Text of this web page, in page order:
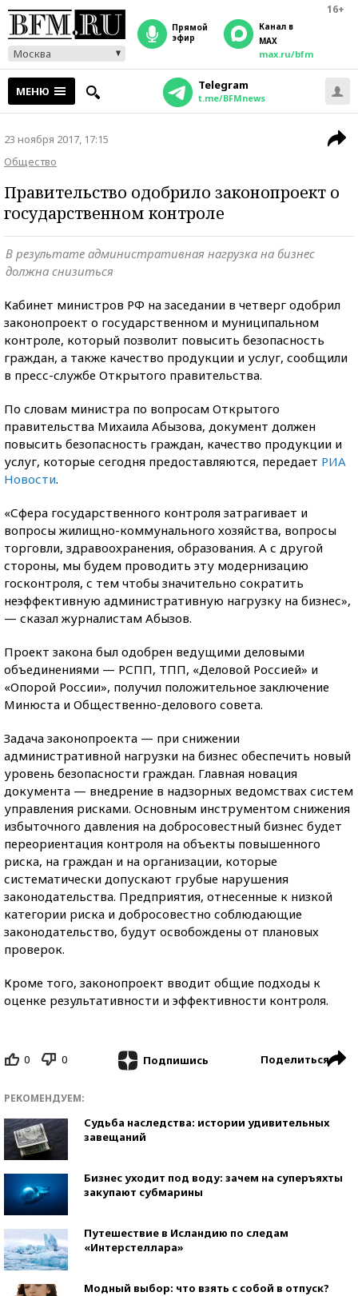
16+
Москва
прямой
эфир
Канал в
MAX
max.ru/bfm
МЕНЮ Telegram
t.me/BFMnews
23 ноября 2017, 17:15
Общество
Правительство одобрило законопроект о
государственном контроле
В результате административная нагрузка на бизнес
должна снизиться
Кабинет министров РФ на заседании в четверг одобрил
законопроект о государственном и муниципальном
контроле, который позволит повысить безопасность
граждан, а также качество продукции и услуг, сообщили
в пресс-службе Открытого правительства.
По словам министра по вопросам Открытого
правительства Михаила Абызова, документ должен
повысить безопасность граждан, качество продукции и
услуг, которые сегодня предоставляются, передает РИА
Новости.
«Сфера государственного контроля затрагивает и
вопросы жилищно-коммунального хозяйства, вопросы
торговли, здравоохранения, образования. А с другой
стороны, мы будем проводить эту модернизацию
госконтроля, с тем чтобы значительно сократить
неэффективную административную нагрузку на бизнес»,
— сказал журналистам Абызов.
Проект закона был одобрен ведущими деловыми
объединениями — РСПП, ТПП, «Деловой Россией» и
«Опорой России», получил положительное заключение
Минюста и Общественно-делового совета.
Задача законопроекта — при снижении
административной нагрузки на бизнес обеспечить новый
уровень безопасности граждан. Главная новация
документа — внедрение в надзорных ведомствах систем
управления рисками. Основным инструментом снижения
избыточного давления на добросовестный бизнес будет
переориентация контроля на объекты повышенного
риска, на граждан и на организации, которые
систематически допускают грубые нарушения
законодательства. Предприятия, отнесенные к низкой
категории риска и добросовестно соблюдающие
законодательство, будут освобождены от плановых
проверок.
Кроме того, законопроект вводит общие подходы к
оценке результативности и эффективности контроля.
0 0 Подпишись Поделиться
РЕКОМЕНДУЕМ:
Судьба наследства: истории удивительных
завещаний
Бизнес уходит под воду: зачем на суперъяхты
закупают субмарины
Путешествие в Исландию по следам
«Интерстеллара»
Модный выбор: что взять с собой в отпуск?